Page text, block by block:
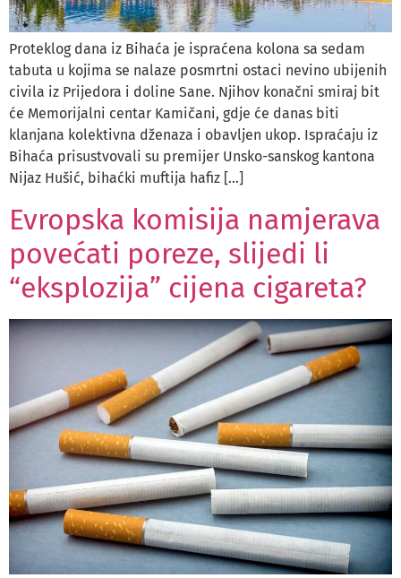
Proteklog dana iz Bihaća je ispraćena kolona sa sedam
tabuta u kojima se nalaze posmrtni ostaci nevino ubijenih
civila iz Prijedora i doline Sane. Njihov konačni smiraj bit
će Memorijalni centar Kamičani, gdje će danas biti
klanjana kolektivna dženaza i obavljen ukop. Ispraćaju iz
Bihaća prisustvovali su premijer Unsko-sanskog kantona
Nijaz Hušić, bihaćki muftija hafiz […]
Evropska komisija namjerava
povećati poreze, slijedi li
“eksplozija” cijena cigareta?